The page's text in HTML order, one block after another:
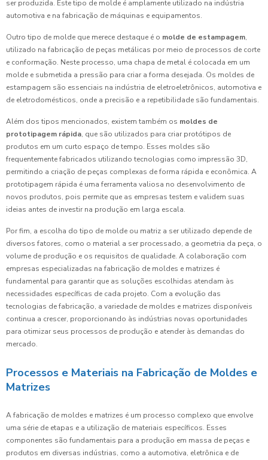
ser produzida. Este tipo de molde é amplamente utilizado na indústria
automotiva e na fabricação de máquinas e equipamentos.
Outro tipo de molde que merece destaque é o molde de estampagem,
utilizado na fabricação de peças metálicas por meio de processos de corte
e conformação. Neste processo, uma chapa de metal é colocada em um
molde e submetida a pressão para criar a forma desejada. Os moldes de
estampagem são essenciais na indústria de eletroeletrônicos, automotiva e
de eletrodomésticos, onde a precisão e a repetibilidade são fundamentais.
Além dos tipos mencionados, existem também os moldes de
prototipagem rápida, que são utilizados para criar protótipos de
produtos em um curto espaço de tempo. Esses moldes são
frequentemente fabricados utilizando tecnologias como impressão 3D,
permitindo a criação de peças complexas de forma rápida e econômica. A
prototipagem rápida é uma ferramenta valiosa no desenvolvimento de
novos produtos, pois permite que as empresas testem e validem suas
ideias antes de investir na produção em larga escala.
Por fim, a escolha do tipo de molde ou matriz a ser utilizado depende de
diversos fatores, como o material a ser processado, a geometria da peça, o
volume de produção e os requisitos de qualidade. A colaboração com
empresas especializadas na fabricação de moldes e matrizes é
fundamental para garantir que as soluções escolhidas atendam às
necessidades específicas de cada projeto. Com a evolução das
tecnologias de fabricação, a variedade de moldes e matrizes disponíveis
continua a crescer, proporcionando às indústrias novas oportunidades
para otimizar seus processos de produção e atender às demandas do
mercado.
Processos e Materiais na Fabricação de Moldes e
Matrizes
A fabricação de moldes e matrizes é um processo complexo que envolve
uma série de etapas e a utilização de materiais específicos. Esses
componentes são fundamentais para a produção em massa de peças e
produtos em diversas indústrias, como a automotiva, eletrônica e de